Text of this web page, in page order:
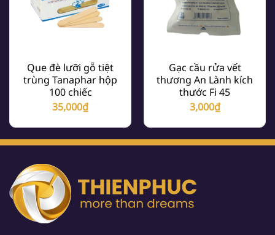
Que đè lưỡi gỗ tiệt
trùng Tanaphar hộp
100 chiếc
35,000₫
Gạc cầu rửa vết
thương An Lành kích
thước Fi 45
3,000₫